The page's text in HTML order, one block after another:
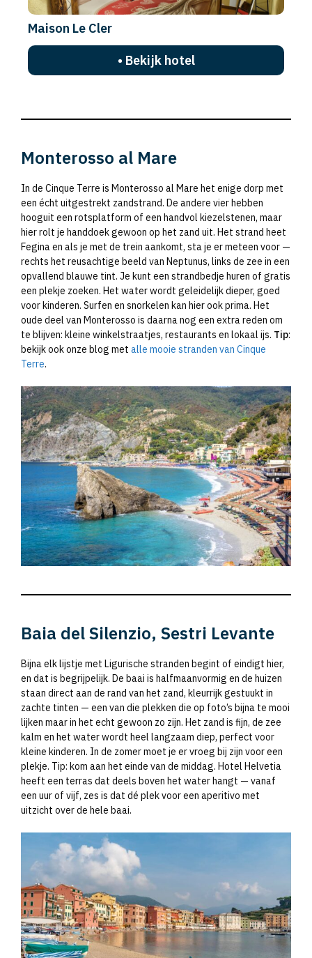
Maison Le Cler
• Bekijk hotel
Monterosso al Mare
In de Cinque Terre is Monterosso al Mare het enige dorp met
een écht uitgestrekt zandstrand. De andere vier hebben
hooguit een rotsplatform of een handvol kiezelstenen, maar
hier rolt je handdoek gewoon op het zand uit. Het strand heet
Fegina en als je met de trein aankomt, sta je er meteen voor —
rechts het reusachtige beeld van Neptunus, links de zee in een
opvallend blauwe tint. Je kunt een strandbedje huren of gratis
een plekje zoeken. Het water wordt geleidelijk dieper, goed
voor kinderen. Surfen en snorkelen kan hier ook prima. Het
oude deel van Monterosso is daarna nog een extra reden om
te blijven: kleine winkelstraatjes, restaurants en lokaal ijs. Tip:
bekijk ook onze blog met alle mooie stranden van Cinque
Terre.
Baia del Silenzio, Sestri Levante
Bijna elk lijstje met Ligurische stranden begint of eindigt hier,
en dat is begrijpelijk. De baai is halfmaanvormig en de huizen
staan direct aan de rand van het zand, kleurrijk gestuukt in
zachte tinten — een van die plekken die op foto’s bijna te mooi
lijken maar in het echt gewoon zo zijn. Het zand is fijn, de zee
kalm en het water wordt heel langzaam diep, perfect voor
kleine kinderen. In de zomer moet je er vroeg bij zijn voor een
plekje. Tip: kom aan het einde van de middag. Hotel Helvetia
heeft een terras dat deels boven het water hangt — vanaf
een uur of vijf, zes is dat dé plek voor een aperitivo met
uitzicht over de hele baai.